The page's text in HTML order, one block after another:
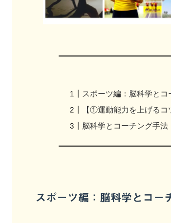
スポーツ編：脳科学と
【①運動能力を上げるコ
脳科学とコーチング手法
スポーツ編：脳科学とコー